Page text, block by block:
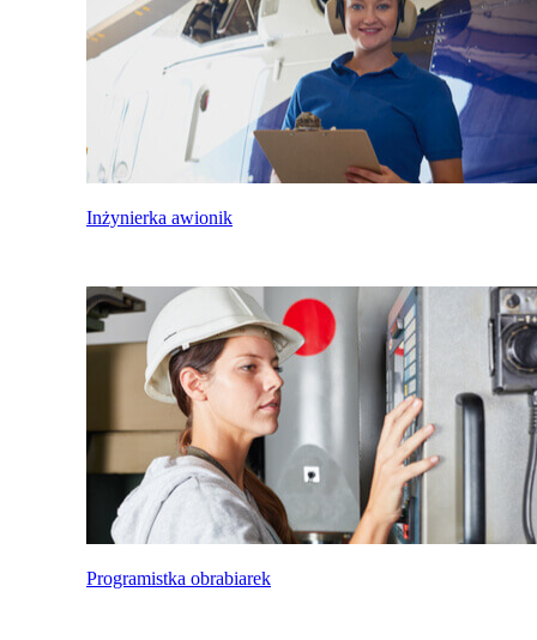
Inżynierka awionik
Programistka obrabiarek